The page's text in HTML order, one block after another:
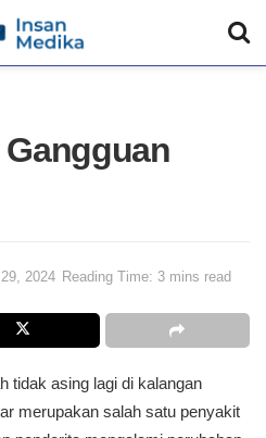
2024 Reading Time: 3 mins read
tidak asing lagi di kalangan
merupakan salah satu penyakit